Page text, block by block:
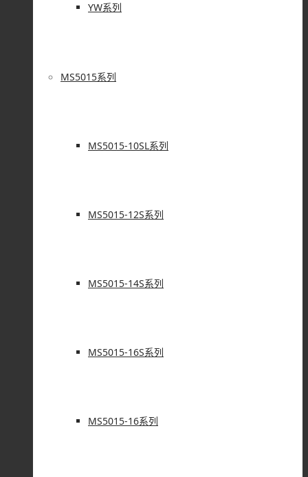
YW系列
MS5015系列
MS5015-10SL系列
MS5015-12S系列
MS5015-14S系列
MS5015-16S系列
MS5015-16系列